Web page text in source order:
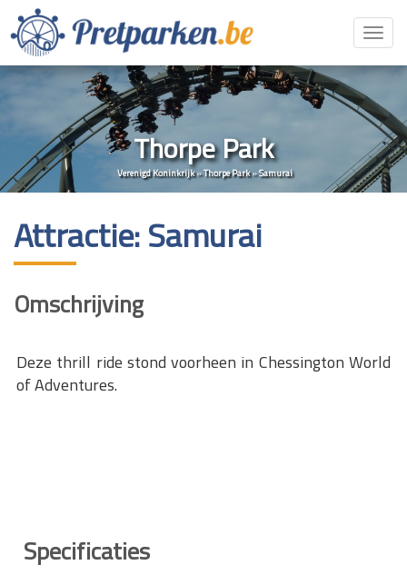
Thorpe Park
Verenigd Koninkrijk»Thorpe Park»Samurai
Attractie: Samurai
Omschrijving
Deze thrill ride stond voorheen in Chessington World
of Adventures.
Specificaties